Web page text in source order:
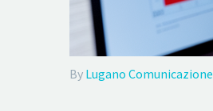
By Lugano Comunicazione